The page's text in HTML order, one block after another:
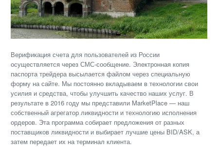
Верификация счета для пользователей из России
осуществляется через СМС-сообщение. Электронная копия
паспорта трейдера высылается файлом через специальную
форму на сайте. Мы постоянно вкладываем в технологии свои
усилия и средства, чтобы улучшить качество наших услуг. В
результате в 2016 году мы представили MarketPlace — наш
собственный агрегатор ликвидности и технологию исполнения
ордеров. Эта программа собирает предложения от разных
поставщиков ликвидности и выбирает лучшие цены BID/ASK, а
затем передает их на терминал клиента.